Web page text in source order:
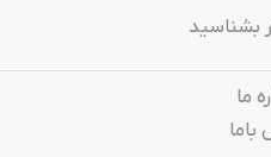
بشناسید
ما
باما